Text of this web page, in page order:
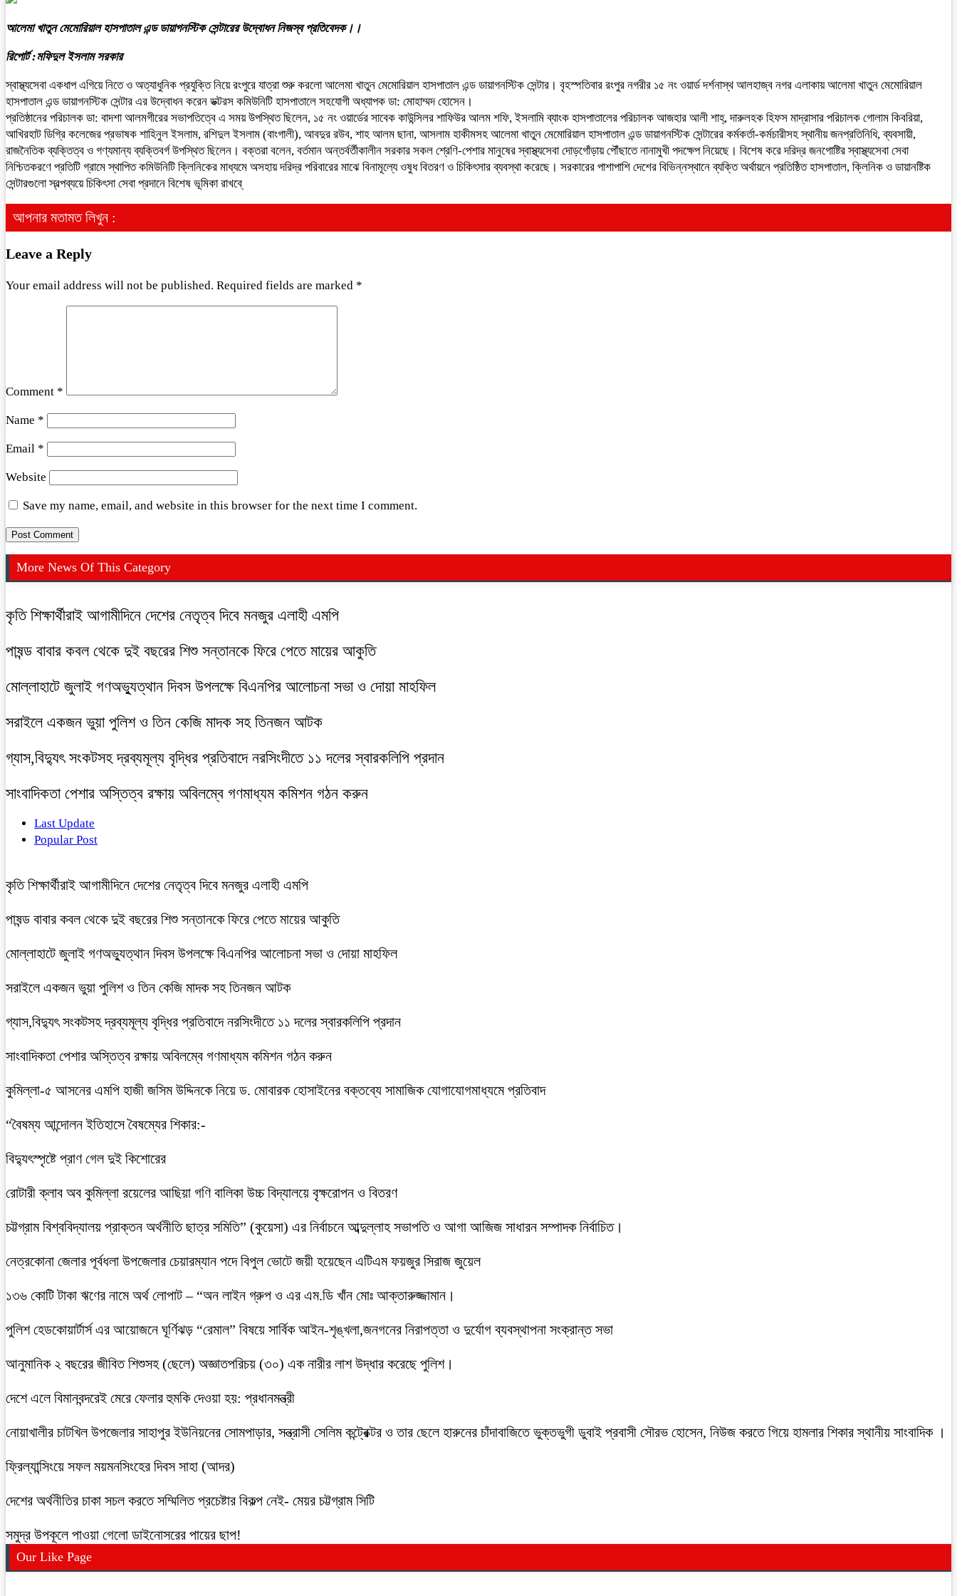
আলেমা খাতুন মেমোরিয়াল হাসপাতাল এন্ড ডায়াগনস্টিক সেন্টারের উদ্বোধন নিজস্ব প্রতিবেদক।।
রিপোর্ট :মফিদুল ইসলাম সরকার
স্বাস্থ্যসেবা একধাপ এগিয়ে নিতে ও অত্যাধুনিক প্রযুক্তি নিয়ে রংপুরে যাত্রা শুরু করলো আলেমা খাতুন মেমোরিয়াল হাসপাতাল এন্ড ডায়াগনস্টিক সেন্টার। বৃহস্পতিবার রংপুর নগরীর ১৫ নং ওয়ার্ড দর্শনাস্থ আলহাজ্ব নগর এলাকায় আলেমা খাতুন মেমোরিয়াল
হাসপাতাল এন্ড ডায়াগনস্টিক সেন্টার এর উদ্বোধন করেন ডক্টরস কমিউনিটি হাসপাতালে সহযোগী অধ্যাপক ডা: মোহাম্মদ হোসেন।
প্রতিষ্ঠানের পরিচালক ডা: বাদশা আলমগীরের সভাপতিত্বে এ সময় উপস্থিত ছিলেন, ১৫ নং ওয়ার্ডের সাবেক কাউন্সিলর শাফিউর আলম শফি, ইসলামি ব্যাংক হাসপাতালের পরিচালক আজহার আলী শাহ্, দারুলহক হিফস মাদ্রাসার পরিচালক গোলাম কিবরিয়া,
আখিরহাট ডিগ্রি কলেজের প্রভাষক শাহিনুল ইসলাম, রশিদুল ইসলাম (বাংগালী), আবদুর রউব, শাহ আলম ছানা, আসলাম হাকীমসহ আলেমা খাতুন মেমোরিয়াল হাসপাতাল এন্ড ডায়াগনস্টিক সেন্টারের কর্মকর্তা-কর্মচারীসহ স্থানীয় জনপ্রতিনিধি, ব্যবসায়ী,
রাজনৈতিক ব্যক্তিত্ব ও গণ্যমান্য ব্যক্তিবর্গ উপস্থিত ছিলেন। বক্তরা বলেন, বর্তমান অন্তর্বর্তীকালীন সরকার সকল শ্রেণি-পেশার মানুষের স্বাস্থ্যসেবা দোড়গোঁড়ায় পৌঁছাতে নানামুখী পদক্ষেপ নিয়েছে। বিশেষ করে দরিদ্র জনগোষ্টির স্বাস্থ্যসেবা সেবা
নিশ্চিতকরণে প্রতিটি গ্রামে স্থাপিত কমিউনিটি ক্লিনিকের মাধ্যমে অসহায় দরিদ্র পরিবারের মাঝে বিনামূল্যে ওষুধ বিতরণ ও চিকিৎসার ব্যবস্থা করেছে। সরকারের পাশাপাশি দেশের বিভিন্নস্থানে ব্যক্তি অর্থায়নে প্রতিষ্ঠিত হাসপাতাল, ক্লিনিক ও ডায়ানষ্টিক
সেন্টারগুলো স্বল্পব্যয়ে চিকিৎসা সেবা প্রদানে বিশেষ ভূমিকা রাখবে্
আপনার মতামত লিখুন :
Leave a Reply
Your email address will not be published. Required fields are marked *
Comment *
Name *
Email *
Website
Save my name, email, and website in this browser for the next time I comment.
More News Of This Category
কৃতি শিক্ষার্থীরাই আগামীদিনে দেশের নেতৃত্ব দিবে মনজুর এলাহী এমপি
পাষন্ড বাবার কবল থেকে দুই বছরের শিশু সন্তানকে ফিরে পেতে মায়ের আকুতি
মোল্লাহাটে জুলাই গণঅভ্যুত্থান দিবস উপলক্ষে বিএনপির আলোচনা সভা ও দোয়া মাহফিল
সরাইলে একজন ভুয়া পুলিশ ও তিন কেজি মাদক সহ তিনজন আটক
গ্যাস,বিদ্যুৎ সংকটসহ দ্রব্যমূল্য বৃদ্ধির প্রতিবাদে নরসিংদীতে ১১ দলের স্বারকলিপি প্রদান
সাংবাদিকতা পেশার অস্তিত্ব রক্ষায় অবিলম্বে গণমাধ্যম কমিশন গঠন করুন
Last Update
Popular Post
কৃতি শিক্ষার্থীরাই আগামীদিনে দেশের নেতৃত্ব দিবে মনজুর এলাহী এমপি
পাষন্ড বাবার কবল থেকে দুই বছরের শিশু সন্তানকে ফিরে পেতে মায়ের আকুতি
মোল্লাহাটে জুলাই গণঅভ্যুত্থান দিবস উপলক্ষে বিএনপির আলোচনা সভা ও দোয়া মাহফিল
সরাইলে একজন ভুয়া পুলিশ ও তিন কেজি মাদক সহ তিনজন আটক
গ্যাস,বিদ্যুৎ সংকটসহ দ্রব্যমূল্য বৃদ্ধির প্রতিবাদে নরসিংদীতে ১১ দলের স্বারকলিপি প্রদান
সাংবাদিকতা পেশার অস্তিত্ব রক্ষায় অবিলম্বে গণমাধ্যম কমিশন গঠন করুন
কুমিল্লা-৫ আসনের এমপি হাজী জসিম উদ্দিনকে নিয়ে ড. মোবারক হোসাইনের বক্তব্যে সামাজিক যোগাযোগমাধ্যমে প্রতিবাদ
“বৈষম্য আন্দোলন ইতিহাসে বৈষম্যের শিকার:-
বিদ্যুৎস্পৃষ্টে প্রাণ গেল দুই কিশোরের
রোটারী ক্লাব অব কুমিল্লা রয়েলের আছিয়া গণি বালিকা উচ্চ বিদ্যালয়ে বৃক্ষরোপন ও বিতরণ
চট্টগ্রাম বিশ্ববিদ্যালয় প্রাক্তন অর্থনীতি ছাত্র সমিতি” (কুয়েসা) এর নির্বাচনে আব্দুল্লাহ সভাপতি ও আগা আজিজ সাধারন সম্পাদক নির্বাচিত।
নেত্রকোনা জেলার পূর্বধলা উপজেলার চেয়ারম্যান পদে বিপুল ভোটে জয়ী হয়েছেন এটিএম ফয়জুর সিরাজ জুয়েল
১৩৬ কোটি টাকা ঋণের নামে অর্থ লোপাট – “অন লাইন গ্রুপ ও এর এম.ডি খাঁন মোঃ আক্তারুজ্জামান।
পুলিশ হেডকোয়ার্টার্স এর আয়োজনে ঘূর্ণিঝড় “রেমাল” বিষয়ে সার্বিক আইন-শৃঙ্খলা,জনগনের নিরাপত্তা ও দুর্যোগ ব্যবস্থাপনা সংক্রান্ত সভা
আনুমানিক ২ বছরের জীবিত শিশুসহ (ছেলে) অজ্ঞাতপরিচয় (৩০) এক নারীর লাশ উদ্ধার করেছে পুলিশ।
দেশে এলে বিমানবন্দরেই মেরে ফেলার হুমকি দেওয়া হয়: প্রধানমন্ত্রী
নোয়াখালীর চাটখিল উপজেলার সাহাপুর ইউনিয়নের সোমপাড়ার, সন্ত্রাসী সেলিম কন্ট্রেক্টর ও তার ছেলে হারুনের চাঁদাবাজিতে ভুক্তভুগী ডুবাই প্রবাসী সৌরভ হোসেন, নিউজ করতে গিয়ে হামলার শিকার স্থানীয় সাংবাদিক ।
ফ্রিল্যান্সিংয়ে সফল ময়মনসিংহের দিবস সাহা (আদর)
দেশের অর্থনীতির চাকা সচল করতে সম্মিলিত প্রচেষ্টার বিকল্প নেই- মেয়র চট্টগ্রাম সিটি
সমুদ্র উপকূলে পাওয়া গেলো ডাইনোসরের পায়ের ছাপ!
Our Like Page